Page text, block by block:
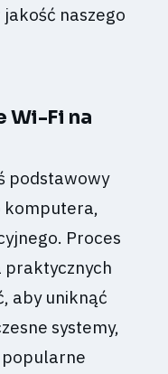
naszego
Wi-Fi na
podstawowy
komputera,
Proces
praktycznych
aby uniknąć
systemy,
popularne